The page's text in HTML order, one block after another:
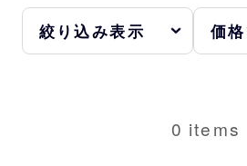
0 items